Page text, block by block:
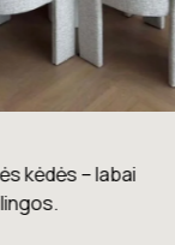
kėdės – labai